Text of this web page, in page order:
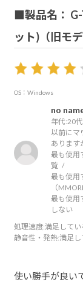
■製品名： G-
ット)（旧モ
OS：Windows
no
年代:20代
以前にマ
あります
最も使用
覧
最も使用
（
最も使用
しない
処理速度:満足してい
静音性・発熱:満足し
使い勝手が良い